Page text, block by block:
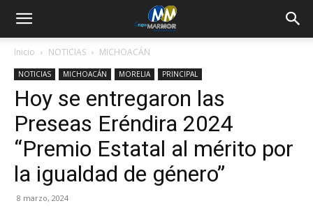
Inicio NOTICIAS MICHOACÁN
NOTICIAS MICHOACÁN MORELIA PRINCIPAL
Hoy se entregaron las
Preseas Eréndira 2024
“Premio Estatal al mérito por
la igualdad de género”
8 marzo, 2024